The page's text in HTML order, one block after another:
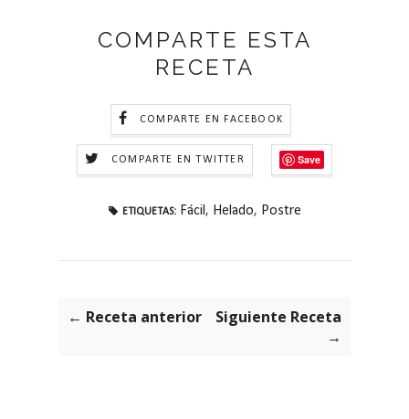
COMPARTE ESTA
RECETA
COMPARTE EN FACEBOOK
COMPARTE EN TWITTER Save
ETIQUETAS: Fácil , Helado, Postre
← Receta anterior
Siguiente Receta
→